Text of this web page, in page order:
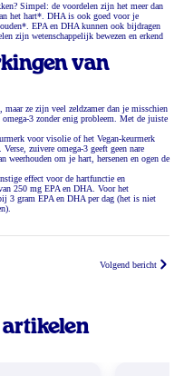
Simpel: de voordelen zijn het meer dan
het hart*. DHA is ook goed voor je
EPA en DHA kunnen ook bijdragen
zijn wetenschappelijk bewezen en erkend
van
ze zijn veel zeldzamer dan je misschien
3 zonder enig probleem. Met de juiste
voor visolie of het Vegan-keurmerk
zuivere omega-3 geeft geen nare
om je hart, hersenen en ogen de
effect voor de hartfunctie en
250 mg EPA en DHA. Voor het
3 gram EPA en DHA per dag (het is niet
Volgend bericht
artikelen